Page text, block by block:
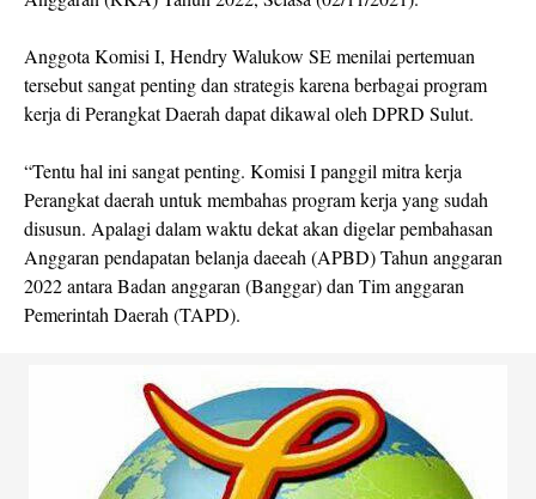
Anggota Komisi I, Hendry Walukow SE menilai pertemuan
tersebut sangat penting dan strategis karena berbagai program
kerja di Perangkat Daerah dapat dikawal oleh DPRD Sulut.
“Tentu hal ini sangat penting. Komisi I panggil mitra kerja
Perangkat daerah untuk membahas program kerja yang sudah
disusun. Apalagi dalam waktu dekat akan digelar pembahasan
Anggaran pendapatan belanja daeeah (APBD) Tahun anggaran
2022 antara Badan anggaran (Banggar) dan Tim anggaran
Pemerintah Daerah (TAPD).